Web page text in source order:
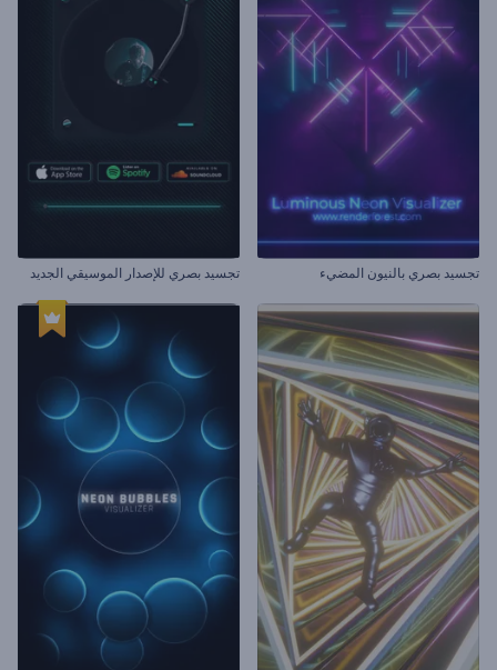
تجسيد بصري بالنيون المضيء تجسيد بصري للإصدار الموسيقي الجديد